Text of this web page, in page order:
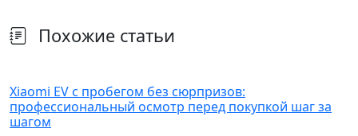
Похожие статьи
Xiaomi EV с пробегом без сюрпризов:
профессиональный осмотр перед покупкой шаг за
шагом